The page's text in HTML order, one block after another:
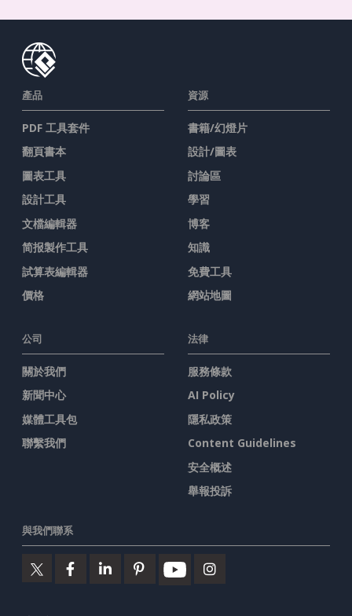
產品
PDF 工具套件
翻頁書本
圖表工具
設計工具
文檔編輯器
简报製作工具
試算表編輯器
價格
資源
書籍/幻燈片
設計/圖表
討論區
學習
博客
知識
免費工具
網站地圖
公司
關於我們
新聞中心
媒體工具包
聯繫我們
法律
服務條款
AI Policy
隱私政策
Content Guidelines
安全概述
舉報投訴
與我們聯系